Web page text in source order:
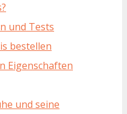
und Tests
bestellen
Eigenschaften
und seine